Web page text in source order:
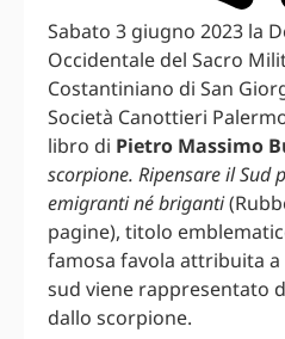
Sabato 3 giugno 2023 la
Occidentale del Sacro
Costantiniano di San
Società Canottieri
libro di Pietro Massimo
scorpione. Ripensare il Sud
emigranti né briganti
pagine), titolo
famosa favola attribuita a
sud viene rappresentato
dallo scorpione.